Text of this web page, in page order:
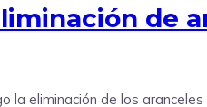
de
la eliminación de los